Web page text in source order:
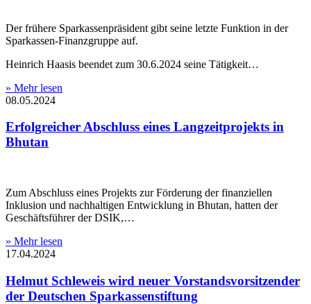
Der frühere Sparkassenpräsident gibt seine letzte Funktion in der
Sparkassen-Finanzgruppe auf.
Heinrich Haasis beendet zum 30.6.2024 seine Tätigkeit…
» Mehr lesen
08.05.2024
Erfolgreicher Abschluss eines Langzeitprojekts in
Bhutan
Zum Abschluss eines Projekts zur Förderung der finanziellen
Inklusion und nachhaltigen Entwicklung in Bhutan, hatten der
Geschäftsführer der DSIK,…
» Mehr lesen
17.04.2024
Helmut Schleweis wird neuer Vorstandsvorsitzender
der Deutschen Sparkassenstiftung